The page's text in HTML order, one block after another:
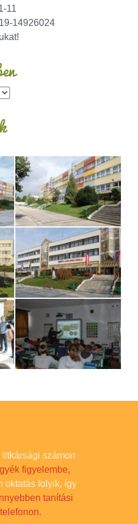
11
14926024
számon
figyelembe,
oktatás folyik, így
tanítási